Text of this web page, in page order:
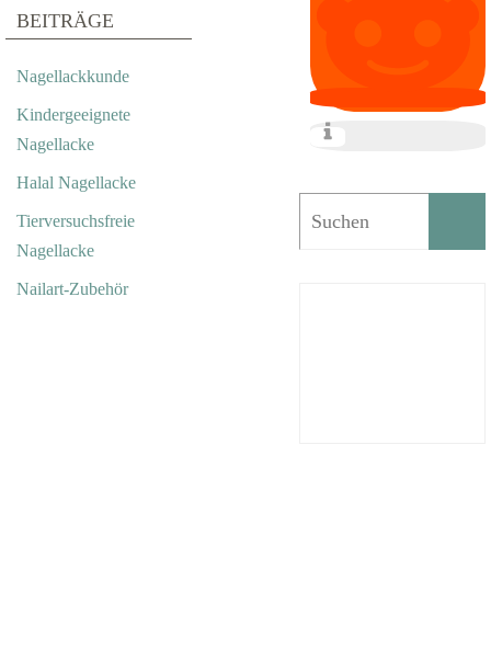
BEITRÄGE
Nagellackkunde
Kindergeeignete
Nagellacke
Halal Nagellacke
Tierversuchsfreie
Nagellacke
Nailart-Zubehör